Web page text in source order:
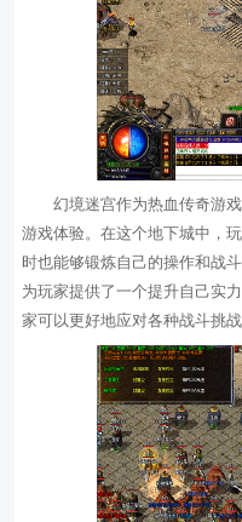
幻境迷宫作为热血传奇游
游戏体验。在这个地下城中，
时也能够锻炼自己的操作和战
为玩家提供了一个提升自己实
家可以更好地应对各种战斗挑战